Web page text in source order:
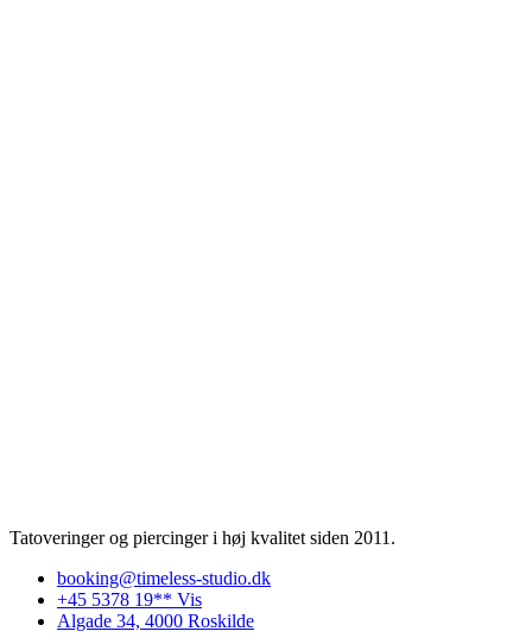
Tatoveringer og piercinger i høj kvalitet siden 2011.
booking@timeless-studio.dk
+45 5378 19** Vis
Algade 34, 4000 Roskilde